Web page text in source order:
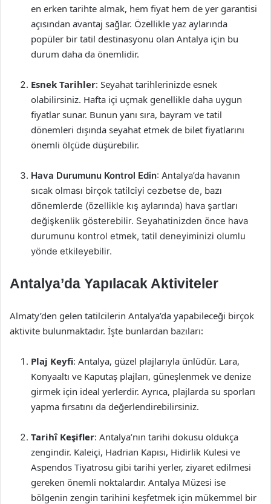
en erken tarihte almak, hem fiyat hem de yer garantisi
açısından avantaj sağlar. Özellikle yaz aylarında
popüler bir tatil destinasyonu olan Antalya için bu
durum daha da önemlidir.
Esnek Tarihler: Seyahat tarihlerinizde esnek
olabilirsiniz. Hafta içi uçmak genellikle daha uygun
fiyatlar sunar. Bunun yanı sıra, bayram ve tatil
dönemleri dışında seyahat etmek de bilet fiyatlarını
önemli ölçüde düşürebilir.
Hava Durumunu Kontrol Edin: Antalya’da havanın
sıcak olması birçok tatilciyi cezbetse de, bazı
dönemlerde (özellikle kış aylarında) hava şartları
değişkenlik gösterebilir. Seyahatinizden önce hava
durumunu kontrol etmek, tatil deneyiminizi olumlu
yönde etkileyebilir.
Antalya’da Yapılacak Aktiviteler
Almaty’den gelen tatilcilerin Antalya’da yapabileceği birçok
aktivite bulunmaktadır. İşte bunlardan bazıları:
Plaj Keyfi: Antalya, güzel plajlarıyla ünlüdür. Lara,
Konyaaltı ve Kaputaş plajları, güneşlenmek ve denize
girmek için ideal yerlerdir. Ayrıca, plajlarda su sporları
yapma fırsatını da değerlendirebilirsiniz.
Tarihî Keşifler: Antalya’nın tarihi dokusu oldukça
zengindir. Kaleiçi, Hadrian Kapısı, Hidirlik Kulesi ve
Aspendos Tiyatrosu gibi tarihi yerler, ziyaret edilmesi
gereken önemli noktalardır. Antalya Müzesi ise
bölgenin zengin tarihini keşfetmek için mükemmel bir